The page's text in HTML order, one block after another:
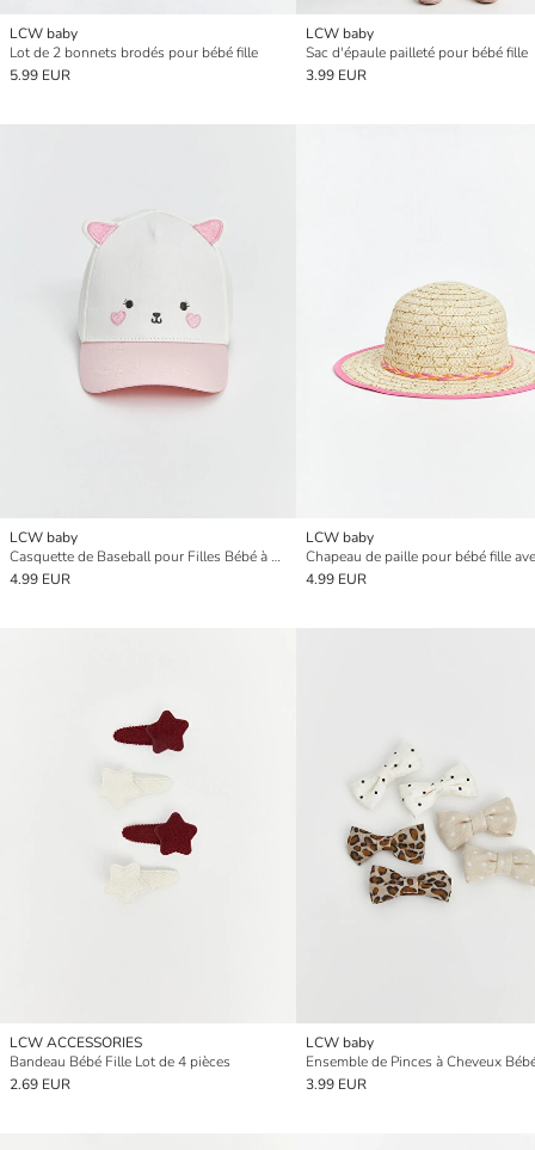
LCW baby
Lot de 2 bonnets brodés pour bébé fille
5.99 EUR
LCW baby
Sac d'épaule pailleté pour bébé fille
3.99 EUR
LCW baby
Casquette de Baseball pour Filles Bébé à Motif Animal
4.99 EUR
LCW baby
4.99 EUR
LCW ACCESSORIES
Bandeau Bébé Fille Lot de 4 pièces
2.69 EUR
LCW baby
3.99 EUR